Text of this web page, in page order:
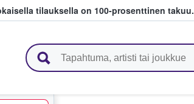
tilauksella on 100-prosenttinen takuu.